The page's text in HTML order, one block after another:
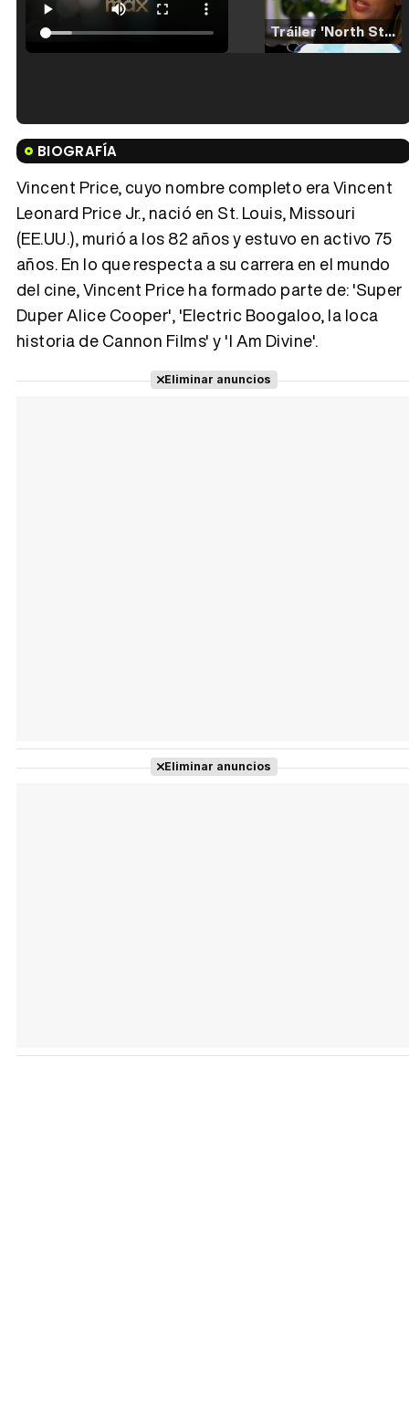
Tráiler 'North Star' (2023)
Tráiler en español de 'La isla olvidada'
Tráiler 'Vida perra' (2026)
BIOGRAFÍA
Vincent Price, cuyo nombre completo era Vincent
Leonard Price Jr., nació en St. Louis, Missouri
(EE.UU.), murió a los 82 años y estuvo en activo 75
años. En lo que respecta a su carrera en el mundo
del cine, Vincent Price ha formado parte de: 'Super
Duper Alice Cooper', 'Electric Boogaloo, la loca
historia de Cannon Films' y 'I Am Divine'.
Eliminar anuncios
Eliminar anuncios